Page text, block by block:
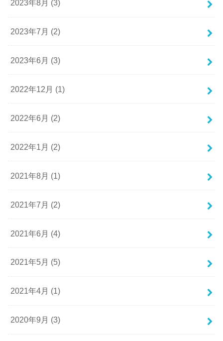
2023年8月 (3)
2023年7月 (2)
2023年6月 (3)
2022年12月 (1)
2022年6月 (2)
2022年1月 (2)
2021年8月 (1)
2021年7月 (2)
2021年6月 (4)
2021年5月 (5)
2021年4月 (1)
2020年9月 (3)